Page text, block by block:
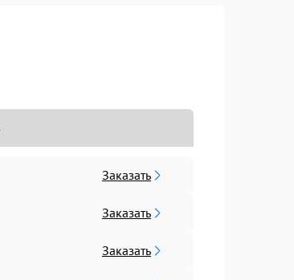
Заказать
Заказать
Заказать